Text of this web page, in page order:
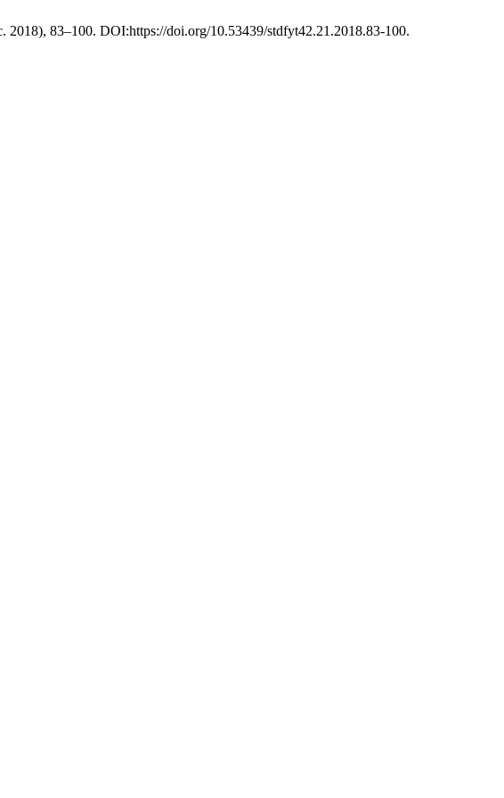
2018), 83–100. DOI:https://doi.org/10.53439/stdfyt42.21.2018.83-100.